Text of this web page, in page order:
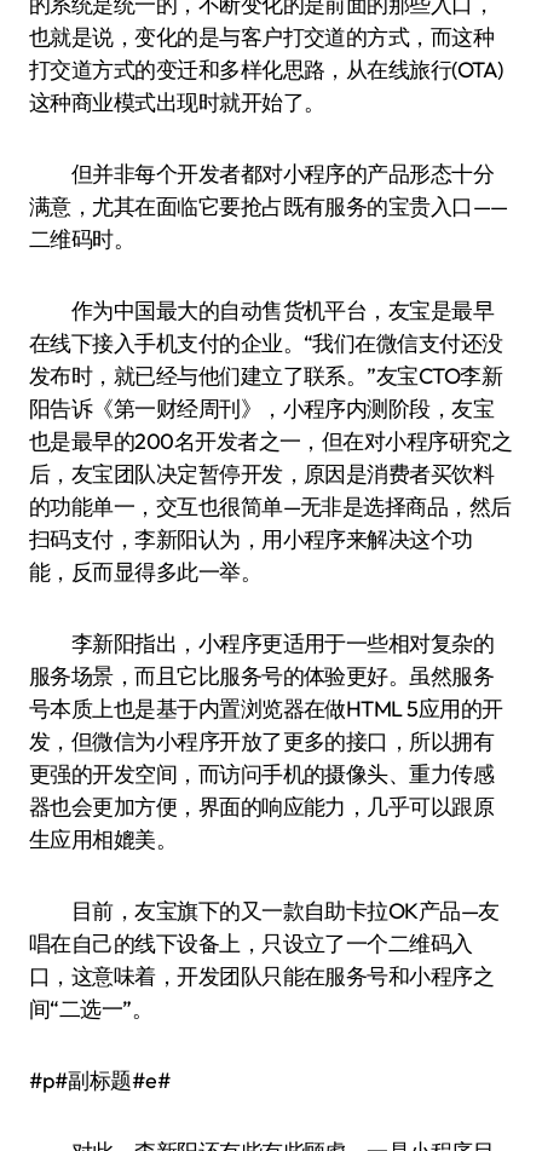
也就是说，变化的是与客户打交道的方式，而这种
打交道方式的变迁和多样化思路，从在线旅行(OTA)
这种商业模式出现时就开始了。
但并非每个开发者都对小程序的产品形态十分
满意，尤其在面临它要抢占既有服务的宝贵入口——
二维码时。
作为中国最大的自动售货机平台，友宝是最早
在线下接入手机支付的企业。“我们在微信支付还没
发布时，就已经与他们建立了联系。”友宝CTO李新
阳告诉《第一财经周刊》，小程序内测阶段，友宝
也是最早的200名开发者之一，但在对小程序研究之
后，友宝团队决定暂停开发，原因是消费者买饮料
的功能单一，交互也很简单—无非是选择商品，然后
扫码支付，李新阳认为，用小程序来解决这个功
能，反而显得多此一举。
李新阳指出，小程序更适用于一些相对复杂的
服务场景，而且它比服务号的体验更好。虽然服务
号本质上也是基于内置浏览器在做HTML 5应用的开
发，但微信为小程序开放了更多的接口，所以拥有
更强的开发空间，而访问手机的摄像头、重力传感
器也会更加方便，界面的响应能力，几乎可以跟原
生应用相媲美。
目前，友宝旗下的又一款自助卡拉OK产品—友
唱在自己的线下设备上，只设立了一个二维码入
口，这意味着，开发团队只能在服务号和小程序之
间“二选一”。
#p#副标题#e#